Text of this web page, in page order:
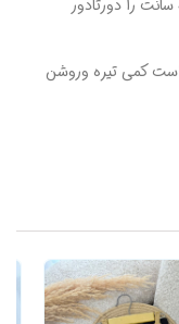
سانت را دورتادور
است کمی تیره وروشن